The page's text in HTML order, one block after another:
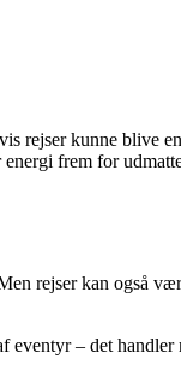
rejser kunne blive
frem for
rejser kan også
– det handler